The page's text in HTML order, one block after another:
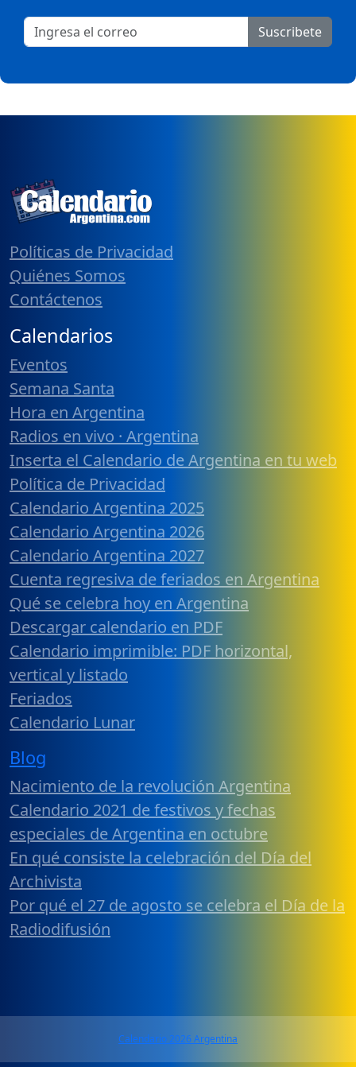
Suscribete
Políticas de Privacidad
Quiénes Somos
Contáctenos
Calendarios
Eventos
Semana Santa
Hora en Argentina
Radios en vivo · Argentina
Inserta el Calendario de Argentina en tu web
Política de Privacidad
Calendario Argentina 2025
Calendario Argentina 2026
Calendario Argentina 2027
Cuenta regresiva de feriados en Argentina
Qué se celebra hoy en Argentina
Descargar calendario en PDF
Calendario imprimible: PDF horizontal,
vertical y listado
Feriados
Calendario Lunar
Blog
Nacimiento de la revolución Argentina
Calendario 2021 de festivos y fechas
especiales de Argentina en octubre
En qué consiste la celebración del Día del
Archivista
Por qué el 27 de agosto se celebra el Día de la
Radiodifusión
Calendario 2026 Argentina